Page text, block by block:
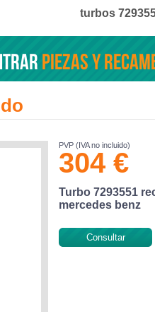
turbos
piezas y
PVP (IVA no incluido)
304 €
Turbo 7293551
mercedes benz
Consultar